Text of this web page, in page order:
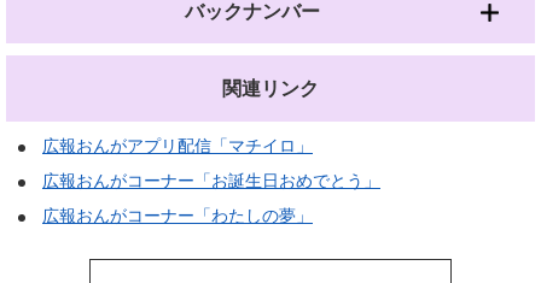
バックナンバー
関連リンク
広報おんがアプリ配信「マチイロ」
広報おんがコーナー「お誕生日おめでとう」
広報おんがコーナー「わたしの夢」